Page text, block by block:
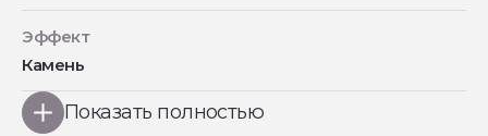
Эффект
Камень
Показать полностью